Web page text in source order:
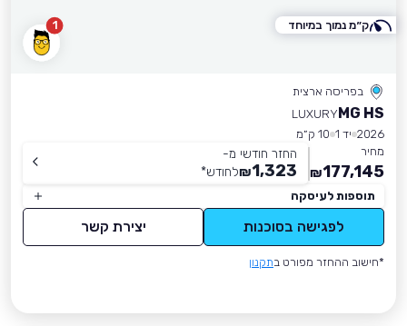
1
בפריסה ארצית
MG HS
LUXURY
2026 יד 1
10 ק״מ
מחיר
177,145
₪
החזר חודשי מ-
1,323
₪לחודש*
תוספות לעיסקה
לפגישה בסוכנות יצירת קשר
*חישוב ההחזר מפורט בתקנון
ק״מ נמוך במיוחד